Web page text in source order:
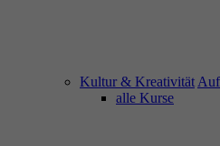
Kultur & Kreativität
alle Kurse